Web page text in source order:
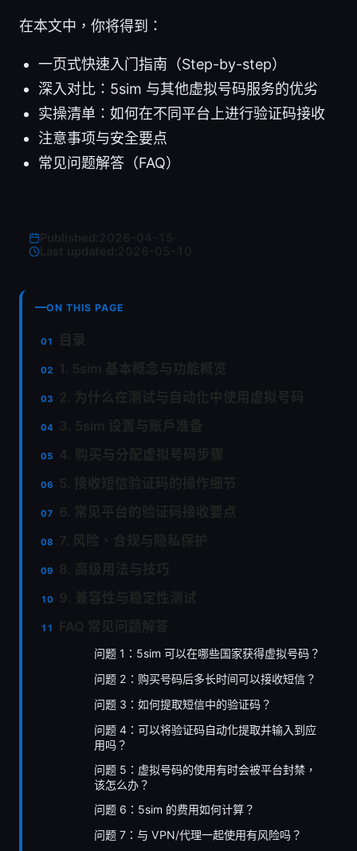
在本文中，你将得到：
一页式快速入门指南（Step-by-step）
深入对比：5sim 与其他虚拟号码服务的优劣
实操清单：如何在不同平台上进行验证码接收
注意事项与安全要点
常见问题解答（FAQ）
Last updated:
ON THIS PAGE
问题 1：5sim 可以在哪些国家获得虚拟号码？
问题 2：购买号码后多长时间可以接收短信？
问题 3：如何提取短信中的验证码？
问题 4：可以将验证码自动化提取并输入到应
用吗？
问题 5：虚拟号码的使用有时会被平台封禁，
该怎么办？
问题 6：5sim 的费用如何计算？
问题 7：与 VPN/代理一起使用有风险吗？